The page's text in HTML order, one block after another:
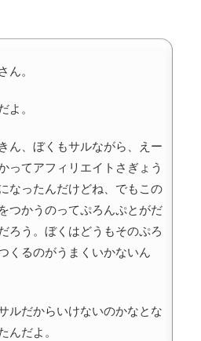
ん。
よ。
ん、ぼくもサルながら、えー
ってアフィリエイトさぎょう
なったんだけどね、でもこの
つかうのってぷろんぷとがだ
ろう。ぼくはどうもそのぷろ
くるのがうまくいかないん
ルだからいけないのかなとな
んだよ。